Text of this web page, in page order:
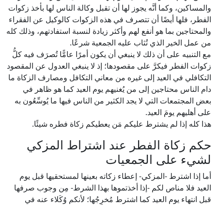
والمساكين، وكما أنَّه يجوز لها أن تقبل وكالة الناس لها بأخذ زكوات
الفطر، فلها أيضًا أن تتصرف في هذه الزكوات كالوكيل عن الفقراء
والمحتاجين بما هو أنفع لهم وأكثر زيادة لنسبة استفادتهم، وذلك كله
من عمل الخير الذي تُثاب عليه الجمعية شرعًا.
مع التنبيه على أن ذلك لا ينبغي أن يكون أمرًا عامًّا تُصرَف فيه كلُّ
زكوات الفطر فيكرَّ على مقصودها؛ إذ لا ينبغي العدول عن المقصود
التكافلي في العيد إلى غيره من معاني التكافل ومصارف الزكاة ما
دام الناس محتاجين إلى من يُغنيهم يوم العيد كما هو ظاهر في
بعض المجتمعات التي لا يجد الكثير من الناس فيها ما يُوسِّعُون به
على أهليهم يومَ العيد.
هذا كله إذا لم يشترط عليكم مَن يعطيكم زكاة فطره شيئًا.
حكم زكاة الفطر عند اشتراط المزكي
لشيء على الجمعيات
أما إذا اشترط -المزكي- إعطاء زكاته بعينها لمستحقيها قبل يوم
العيد فلا مناص لكم -إذا أخذتموها بهذا الشرط- مِن وجوب صرفها
قبل انتهاء يوم العيد كما اشترط مُخرِجُها؛ لأنكم وُكَلاء عنه في